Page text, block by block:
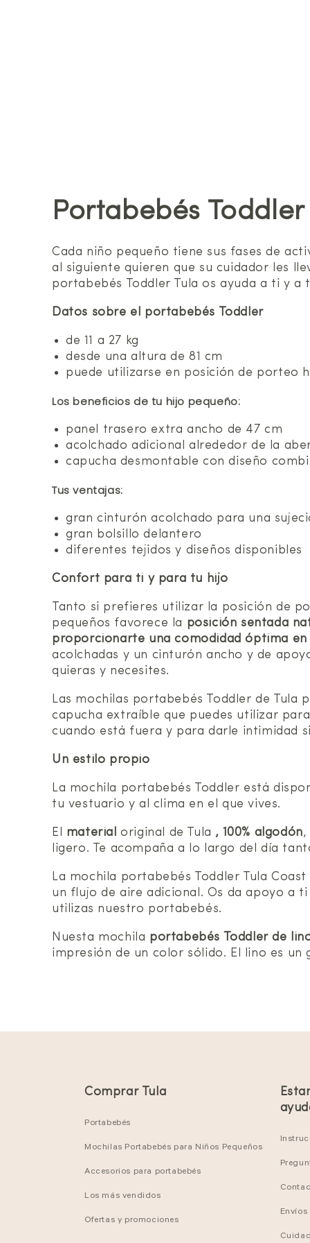
Portabebés Toddler
Cada niño pequeño tiene sus fases de
al siguiente quieren que su cuidador les
portabebés Toddler Tula os ayuda a ti y
Datos sobre el portabebés Toddler
de 11 a 27 kg
desde una altura de 81 cm
puede utilizarse en posición de porteo
Los beneficios de tu hijo pequeño:
panel trasero extra ancho de 47 cm
acolchado adicional alrededor de la
capucha desmontable con diseño
Tus ventajas:
gran cinturón acolchado para una
gran bolsillo delantero
diferentes tejidos y diseños disponibles
Confort para ti y para tu hijo
Tanto si prefieres utilizar la posición de
pequeños favorece la posición sentada
proporcionarte una comodidad óptima
acolchadas y un cinturón ancho y de
quieras y necesites.
Las mochilas portabebés Toddler de Tula
capucha extraíble que puedes utilizar
cuando está fuera y para darle intimidad
Un estilo propio
La mochila portabebés Toddler está
tu vestuario y al clima en el que vives.
El material original de Tula , 100% algodón,
ligero. Te acompaña a lo largo del día
La mochila portabebés Toddler Tula
un flujo de aire adicional. Os da apoyo a
utilizas nuestro portabebés.
Nuesta mochila portabebés Toddler de
impresión de un color sólido. El lino es
Comprar Tula
Portabebés
Mochilas Portabebés para Niños Pequeños
Accesorios para portabebés
Los más vendidos
Ofertas y promociones